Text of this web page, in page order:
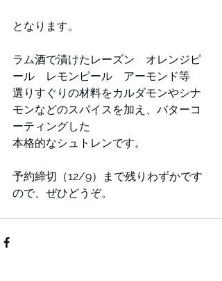
となります。
ラム酒で漬けたレーズン　オレンジピ
ール　レモンピール　アーモンド等
選りすぐりの材料をカルダモンやシナ
モンなどのスパイスを加え、バターコ
ーティングした
本格的なシュトレンです。
予約締切（12/9）まで残りわずかです
ので、ぜひどうぞ。